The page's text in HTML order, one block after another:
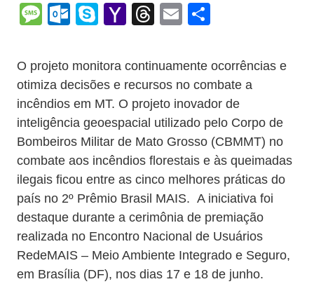
o
p
y
Li
n
k
h
at
A
p
p
el
e
gr
a
m
b
er
in
t
n
k
dI
n
l
e
a
s
sr
o
M
s
s
a
g
e
O
lo
o
k.
c
o
m
S
y
p
e
Y
h
o
o
M
ai
l
T
e
a
d
s
E
ai
l
S
ar
e
O projeto monitora continuamente ocorrências e
otimiza decisões e recursos no combate a
incêndios em MT. O projeto inovador de
inteligência geoespacial utilizado pelo Corpo de
Bombeiros Militar de Mato Grosso (CBMMT) no
combate aos incêndios florestais e às queimadas
ilegais ficou entre as cinco melhores práticas do
país no 2º Prêmio Brasil MAIS. A iniciativa foi
destaque durante a cerimônia de premiação
realizada no Encontro Nacional de Usuários
RedeMAIS – Meio Ambiente Integrado e Seguro,
em Brasília (DF), nos dias 17 e 18 de junho.